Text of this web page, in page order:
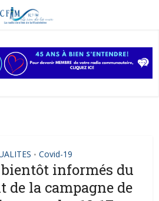
• Covid-19
informés du
de la campagne de